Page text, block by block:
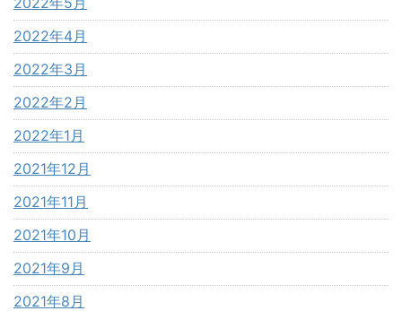
2022年4月
2022年3月
2022年2月
2022年1月
2021年12月
2021年11月
2021年10月
2021年9月
2021年8月